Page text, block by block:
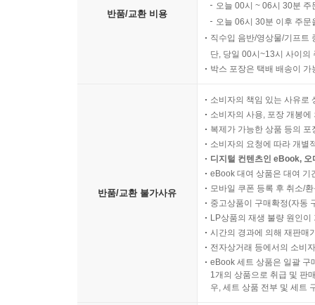
반품/교환 비용
오늘 00시 ~ 06시 30분
오늘 06시 30분 이후 주
직수입 음반/영상물/기프트
단, 당일 00시~13시 사이의
박스 포장은 택배 배송이
반품/교환 불가사유
소비자의 책임 있는 사유로
소비자의 사용, 포장 개봉
복제가 가능한 상품 등의
소비자의 요청에 따라 개별
디지털 컨텐츠인 eBook,
eBook 대여 상품은 대여 기
모바일 쿠폰 등록 후 취소/
중고상품이 구매확정(자동
LP상품의 재생 불량 원인
시간의 경과에 의해 재판매
전자상거래 등에서의 소비
eBook 세트 상품은 일괄 구
1개의 상품으로 취급 및 판
우, 세트 상품 전부 및 세트